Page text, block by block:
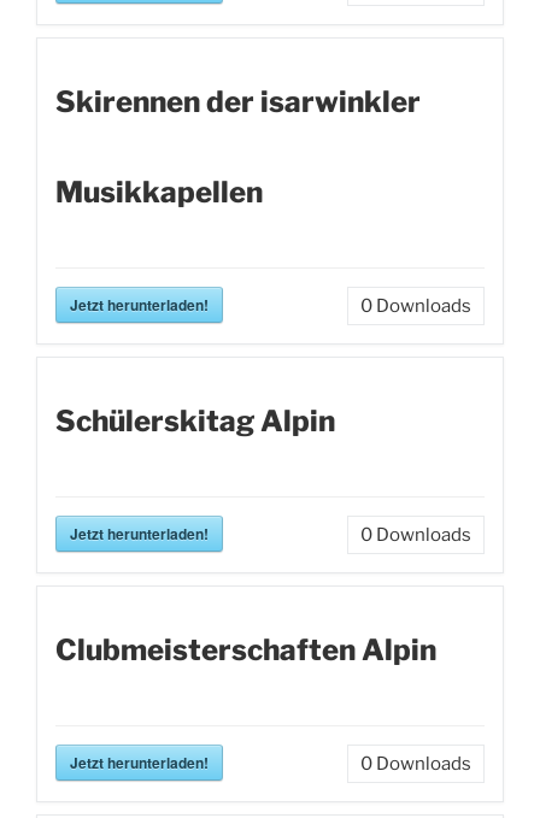
Skirennen der isarwinkler
Musikkapellen
Jetzt herunterladen! 0 Downloads
Schülerskitag Alpin
Jetzt herunterladen! 0 Downloads
Clubmeisterschaften Alpin
Jetzt herunterladen! 0 Downloads